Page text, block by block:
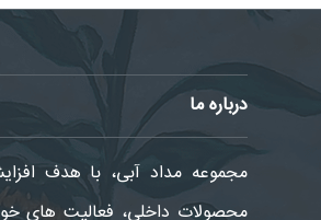
درباره ما
مجموعه مداد آبی، با هدف
محصولات داخلی، فعالیت های